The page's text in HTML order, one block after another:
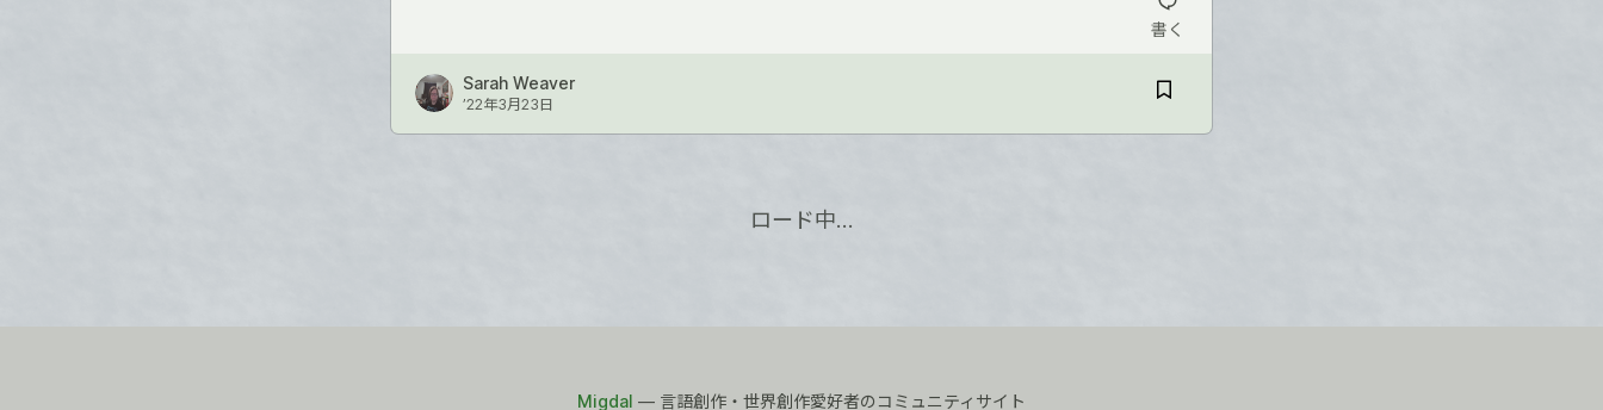
書く
Sarah Weaver
’22年3月23日
ロード中…
Migdal — 言語創作・世界創作愛好者のコミュニティサイト